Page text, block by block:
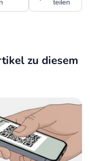
teilen
zu diesem